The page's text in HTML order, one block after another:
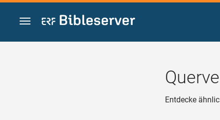
Zum Inhalt springen
Entdecke